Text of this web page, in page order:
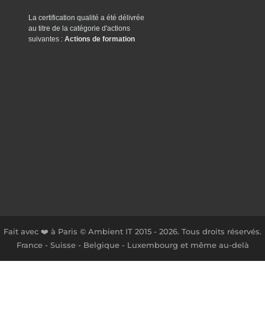
La certification qualité a été délivrée
au titre de la catégorie d'actions
suivantes : Actions de formation
Fait avec ❤️ à Paris © Ambient IT 2015 - 2026. Tous droits réservés.
France - Suisse - Belgique - Luxembourg et même au-delà